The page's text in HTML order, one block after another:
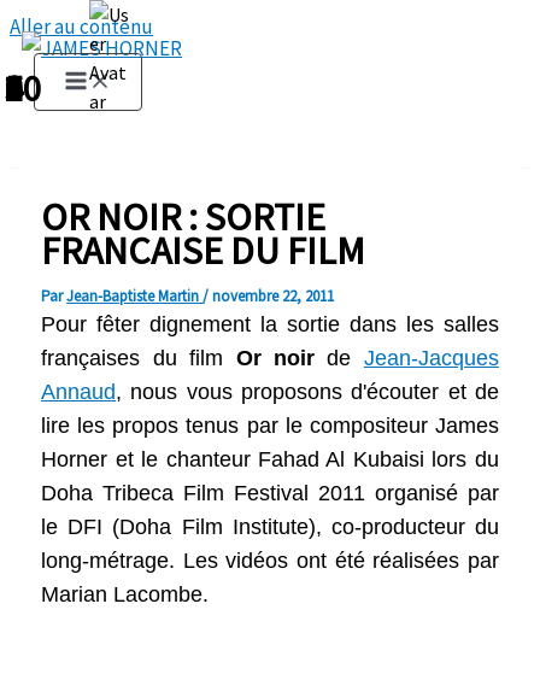
Aller au contenu
OR NOIR : SORTIE
FRANCAISE DU FILM
ParJean-Baptiste Martin/novembre 22, 2011
Pour fêter dignement la sortie dans les salles
françaises du film Or noirde Jean-Jacques
Annaud, nous vous proposons d'écouter et de
lire les propos tenus par le compositeur James
Horner et le chanteur Fahad Al Kubaisi lors du
Doha Tribeca Film Festival 2011 organisé par
le DFI (Doha Film Institute), co-producteur du
long-métrage. Les vidéos ont été réalisées par
Marian Lacombe.
1
2
3
4
5
6
7
8
9
10